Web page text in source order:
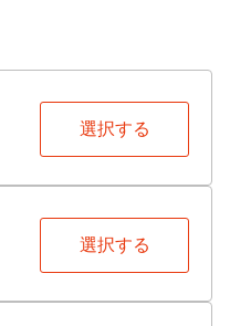
選択する
選択する